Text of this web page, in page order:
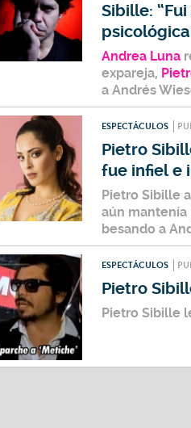
Sibille:
Andrea Luna
expareja,
a Andrés
ESPECTÁCULOS
Pietro
fue infiel e
Pietro Sibille
aún
besando a
ESPECTÁCULOS
Pietro
Pietro Sibille